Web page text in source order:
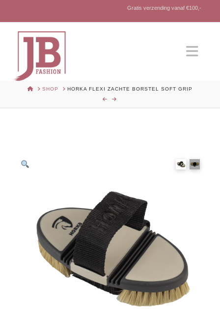
Gratis verzending vanaf €100,-
HOMESHOP HORKA FLEXI ZACHTE BORSTEL SOFT GRIP